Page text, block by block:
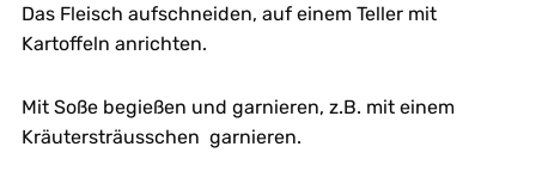
Das Fleisch aufschneiden, auf einem Teller mit
Kartoffeln anrichten.
Mit Soße begießen und garnieren, z.B. mit einem
Kräutersträusschen garnieren.